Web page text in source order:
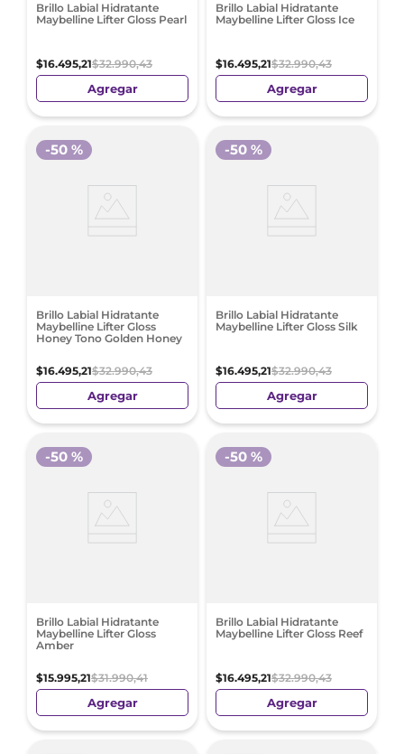
Brillo Labial Hidratante
Maybelline Lifter Gloss Pearl
$16.495,21$32.990,43
Agregar
Brillo Labial Hidratante
Maybelline Lifter Gloss Ice
$16.495,21$32.990,43
Agregar
Brillo Labial Hidratante
Maybelline Lifter Gloss
Honey Tono Golden Honey
$16.495,21$32.990,43
-50 %
Agregar
Brillo Labial Hidratante
Maybelline Lifter Gloss Silk
$16.495,21$32.990,43
-50 %
Agregar
Brillo Labial Hidratante
Maybelline Lifter Gloss
Amber
$15.995,21$31.990,41
-50 %
Agregar
Brillo Labial Hidratante
Maybelline Lifter Gloss Reef
$16.495,21$32.990,43
-50 %
Agregar